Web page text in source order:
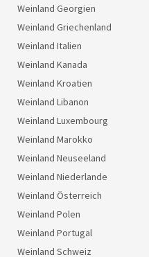
Weinland Georgien
Weinland Griechenland
Weinland Italien
Weinland Kanada
Weinland Kroatien
Weinland Libanon
Weinland Luxembourg
Weinland Marokko
Weinland Neuseeland
Weinland Niederlande
Weinland Österreich
Weinland Polen
Weinland Portugal
Weinland Schweiz